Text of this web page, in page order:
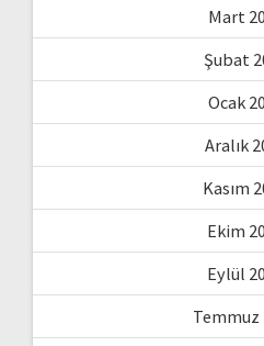
Mart
Şubat
Ocak
Aralık
Kasım
Ekim
Eylül
Temmuz